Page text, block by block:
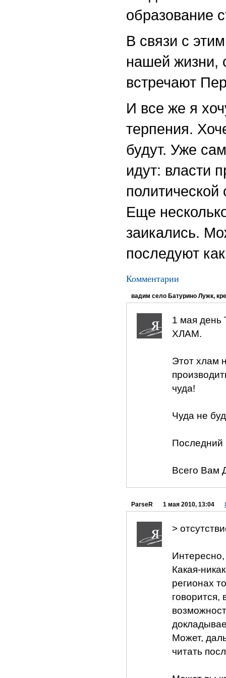
образование
В связи с
нашей жизни,
встречают
И все же я
терпения.
будут. Уже
идут: власти
Еще
заикались.
последуют
Комментарии
вадим село Батурино Лужк,
1 мая
ХЛАМ.
Этот хлам
чуда!
Чуда не
Последний
Всего Вам
ParseR 1 мая 2010, 13:04
>
Какая-
регионах
Может,
читать